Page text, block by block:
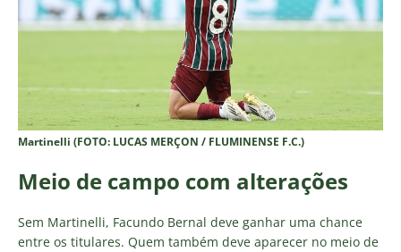
Martinelli (FOTO: LUCAS MERÇON / FLUMINENSE F.C.)
Meio de campo com alterações
Sem Martinelli, Facundo Bernal deve ganhar uma chance
entre os titulares. Quem também deve aparecer no meio de